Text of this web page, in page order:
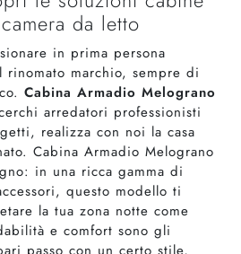
da letto
in prima persona
marchio, sempre di
Cabina Armadio Melograno
arredatori professionisti
realizza con noi la casa
Cabina Armadio Melograno
in una ricca gamma di
questo modello ti
la tua zona notte come
e comfort sono gli